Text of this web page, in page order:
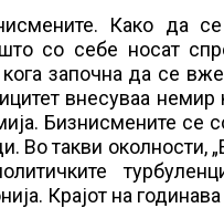
Како да
со себе носат
започна да се
внесуваа немир
Бизнисмените се
Во такви
Крајот на